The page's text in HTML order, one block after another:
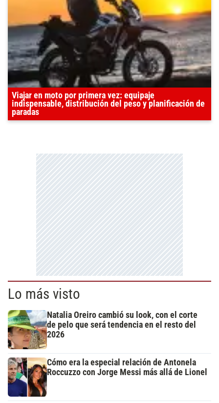
Viajar en moto por primera vez: equipaje
indispensable, distribución del peso y planificación de
paradas
Lo más visto
Natalia Oreiro cambió su look, con el corte
de pelo que será tendencia en el resto del
2026
Cómo era la especial relación de Antonela
Roccuzzo con Jorge Messi más allá de Lionel